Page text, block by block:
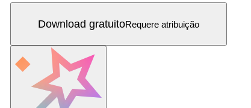
Download gratuitoRequere atribuição